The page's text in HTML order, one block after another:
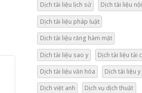
Dịch tài liệu lịch sử Dịch tài liệu
Dịch tài liệu pháp luật
Dịch tài liệu răng hàm mặt
Dịch tài liệu sao y Dịch tài liệu tài
Dịch tài liệu văn hóa Dịch tài liệu
Dịch việt anh Dịch vụ dịch thuật